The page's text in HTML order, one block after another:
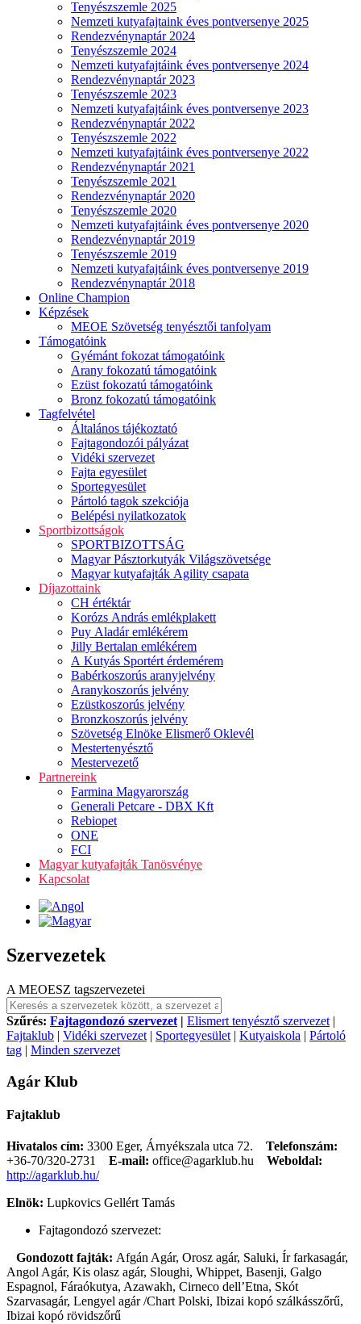
Tenyészszemle 2025
Nemzeti kutyafajtaink éves pontversenye 2025
Rendezvénynaptár 2024
Tenyészszemle 2024
Nemzeti kutyafajtáink éves pontversenye 2024
Rendezvénynaptár 2023
Tenyészszemle 2023
Nemzeti kutyafajtáink éves pontversenye 2023
Rendezvénynaptár 2022
Tenyészszemle 2022
Nemzeti kutyafajtáink éves pontversenye 2022
Rendezvénynaptár 2021
Tenyészszemle 2021
Rendezvénynaptár 2020
Tenyészszemle 2020
Nemzeti kutyafajtáink éves pontversenye 2020
Rendezvénynaptár 2019
Tenyészszemle 2019
Nemzeti kutyafajtáink éves pontversenye 2019
Rendezvénynaptár 2018
Online Champion
Képzések
MEOE Szövetség tenyésztői tanfolyam
Támogatóink
Gyémánt fokozat támogatóink
Arany fokozatú támogatóink
Ezüst fokozatú támogatóink
Bronz fokozatú támogatóink
Tagfelvétel
Általános tájékoztató
Fajtagondozói pályázat
Vidéki szervezet
Fajta egyesület
Sportegyesület
Pártoló tagok szekciója
Belépési nyilatkozatok
Sportbizottságok
SPORTBIZOTTSÁG
Magyar Pásztorkutyák Világszövetsége
Magyar kutyafajták Agility csapata
Díjazottaink
CH értéktár
Korózs András emlékplakett
Puy Aladár emlékérem
Jilly Bertalan emlékérem
A Kutyás Sportért érdemérem
Babérkoszorús aranyjelvény
Aranykoszorús jelvény
Ezüstkoszorús jelvény
Bronzkoszorús jelvény
Szövetség Elnöke Elismerő Oklevél
Mestertenyésztő
Mestervezető
Partnereink
Farmina Magyarország
Generali Petcare - DBX Kft
Rebiopet
ONE
FCI
Magyar kutyafajták Tanösvénye
Kapcsolat
Szervezetek
A MEOESZ tagszervezetei
Szűrés: Fajtagondozó szervezet | Elismert tenyésztő szervezet |
Fajtaklub | Vidéki szervezet | Sportegyesület | Kutyaiskola | Pártoló
tag | Minden szervezet
Agár Klub
Fajtaklub
Hivatalos cím: 3300 Eger, Árnyékszala utca 72. Telefonszám:
+36-70/320-2731
E-mail: office@agarklub.hu
Weboldal:
http://agarklub.hu/
Elnök: Lupkovics Gellért Tamás
Fajtagondozó szervezet:
Gondozott fajták: Afgán Agár, Orosz agár, Saluki, Ír farkasagár,
Angol Agár, Kis olasz agár, Sloughi, Whippet, Basenji, Galgo
Espagnol, Fáraókutya, Azawakh, Cirneco dell’Etna, Skót
Szarvasagár, Lengyel agár /Chart Polski, Ibizai kopó szálkásszőrű,
Ibizai kopó rövidszőrű